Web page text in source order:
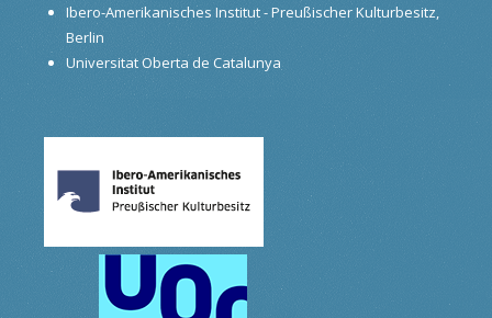
Ibero-Amerikanisches Institut - Preußischer Kulturbesitz,
Berlin
Universitat Oberta de Catalunya